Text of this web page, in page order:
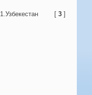
1.Узбекестан [ 3 ]